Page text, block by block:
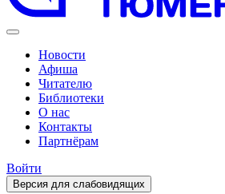
Новости
Афиша
Читателю
Библиотеки
О нас
Контакты
Партнёрам
Войти
Версия для слабовидящих